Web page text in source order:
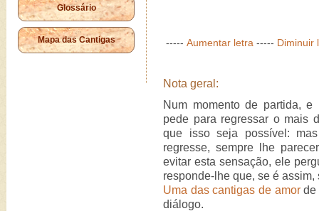
Glossário
Mapa das Cantigas ----- Aumentar letra ----- Diminuir
Nota geral:
Num momento de partida,
pede para regressar o mais
que isso seja possível:
regresse, sempre lhe
evitar esta sensação, ele
responde-lhe que, se é
Uma das cantigas de amorde
diálogo.